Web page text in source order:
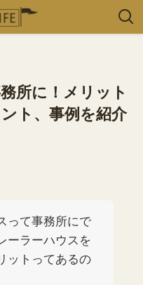
所に！メリット
ト、事例を紹介
って事務所にで
ーラーハウスを
ットってあるの